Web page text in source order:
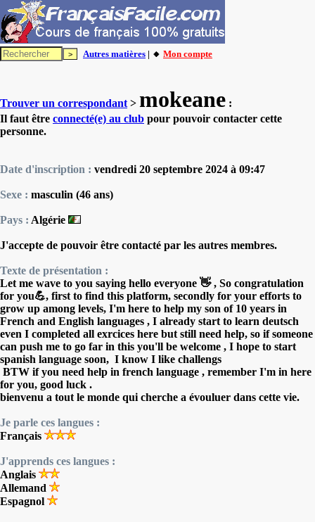
Autres matières | 🔸 Mon compte
Trouver un correspondant > mokeane :
Il faut être connecté(e) au club pour pouvoir contacter cette
personne.
Date d'inscription : vendredi 20 septembre 2024 à 09:47
Sexe : masculin (46 ans)
Pays : Algérie
J'accepte de pouvoir être contacté par les autres membres.
Texte de présentation :
Let me wave to you saying hello everyone 👋 , So congratulation
for you💪, first to find this platform, secondly for your efforts to
grow up among levels, I'm here to help my son of 10 years in
French and English languages , I already start to learn deutsch
even I completed all exrcices here but still need help, so if someone
can push me to go far in this you'll be welcome , I hope to start
spanish language soon, I know I like challengs
BTW if you need help in french language , remember I'm in here
for you, good luck .
bienvenu a tout le monde qui cherche a évouluer dans cette vie.
Je parle ces langues :
Français
J'apprends ces langues :
Anglais
Allemand
Espagnol